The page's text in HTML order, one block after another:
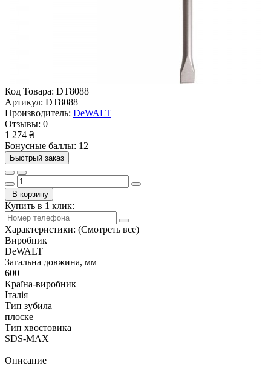
Код Товара: DT8088
Артикул: DT8088
Производитель: DeWALT
Отзывы: 0
1 274 ₴
Бонусные баллы: 12
Быстрый заказ
В корзину
Купить в 1 клик:
Характеристики: (Смотреть все)
Виробник
DeWALT
Загальна довжина, мм
600
Країна-виробник
Італія
Тип зубила
плоске
Тип хвостовика
SDS-MAX
Описание